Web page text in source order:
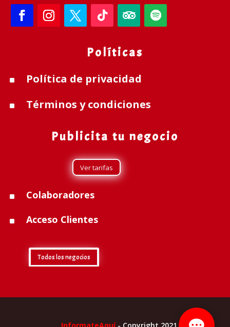
Políticas
^ Política de privacidad
^ Términos y condiciones
Publicita tu negocio
Ver tarifas
^ Colaboradores
^ Acceso Clientes
Todos los negocios